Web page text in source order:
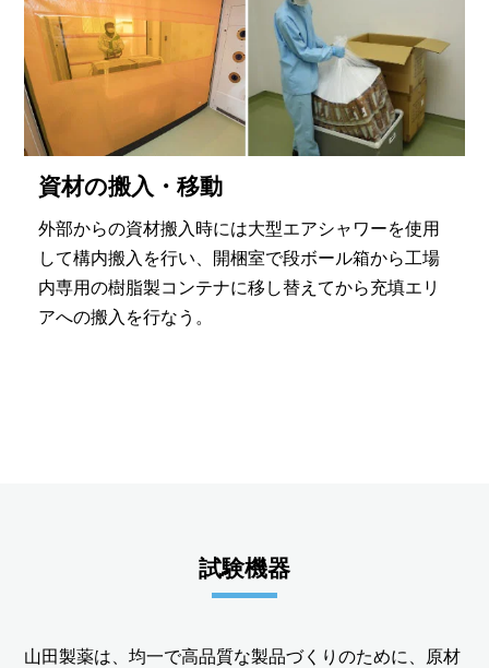
資材の搬入・移動
外部からの資材搬入時には大型エアシャワーを使用
して構内搬入を行い、開梱室で段ボール箱から工場
内専用の樹脂製コンテナに移し替えてから充填エリ
アへの搬入を行なう。
試験機器
山田製薬は、均一で高品質な製品づくりのために、原材